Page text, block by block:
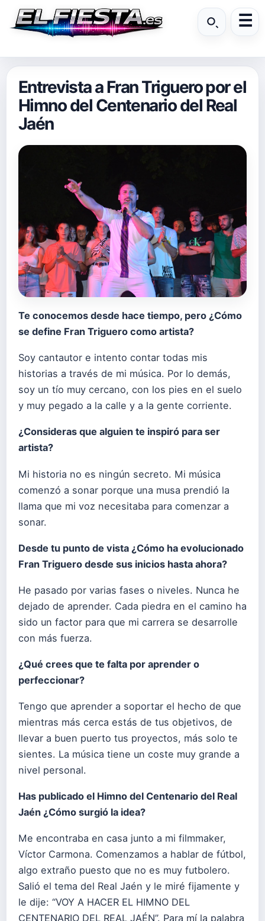
Entrevista a Fran Triguero por el
Himno del Centenario del Real
Jaén
Te conocemos desde hace tiempo, pero ¿Cómo
se define Fran Triguero como artista?
Soy cantautor e intento contar todas mis
historias a través de mi música. Por lo demás,
soy un tío muy cercano, con los pies en el suelo
y muy pegado a la calle y a la gente corriente.
¿Consideras que alguien te inspiró para ser
artista?
Mi historia no es ningún secreto. Mi música
comenzó a sonar porque una musa prendió la
llama que mi voz necesitaba para comenzar a
sonar.
Desde tu punto de vista ¿Cómo ha evolucionado
Fran Triguero desde sus inicios hasta ahora?
He pasado por varias fases o niveles. Nunca he
dejado de aprender. Cada piedra en el camino ha
sido un factor para que mi carrera se desarrolle
con más fuerza.
¿Qué crees que te falta por aprender o
perfeccionar?
Tengo que aprender a soportar el hecho de que
mientras más cerca estás de tus objetivos, de
llevar a buen puerto tus proyectos, más solo te
sientes. La música tiene un coste muy grande a
nivel personal.
Has publicado el Himno del Centenario del Real
Jaén ¿Cómo surgió la idea?
Me encontraba en casa junto a mi filmmaker,
Víctor Carmona. Comenzamos a hablar de fútbol,
algo extraño puesto que no es muy futbolero.
Salió el tema del Real Jaén y le miré fijamente y
le dije: “VOY A HACER EL HIMNO DEL
CENTENARIO DEL REAL JAÉN”. Para mí la palabra